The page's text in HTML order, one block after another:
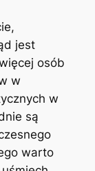
jest
osób
w
w
są
warto